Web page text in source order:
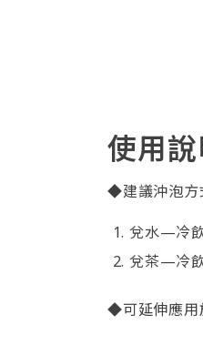
使用
◆建議沖泡方
兌水—冷
兌茶—冷
◆可延伸應用